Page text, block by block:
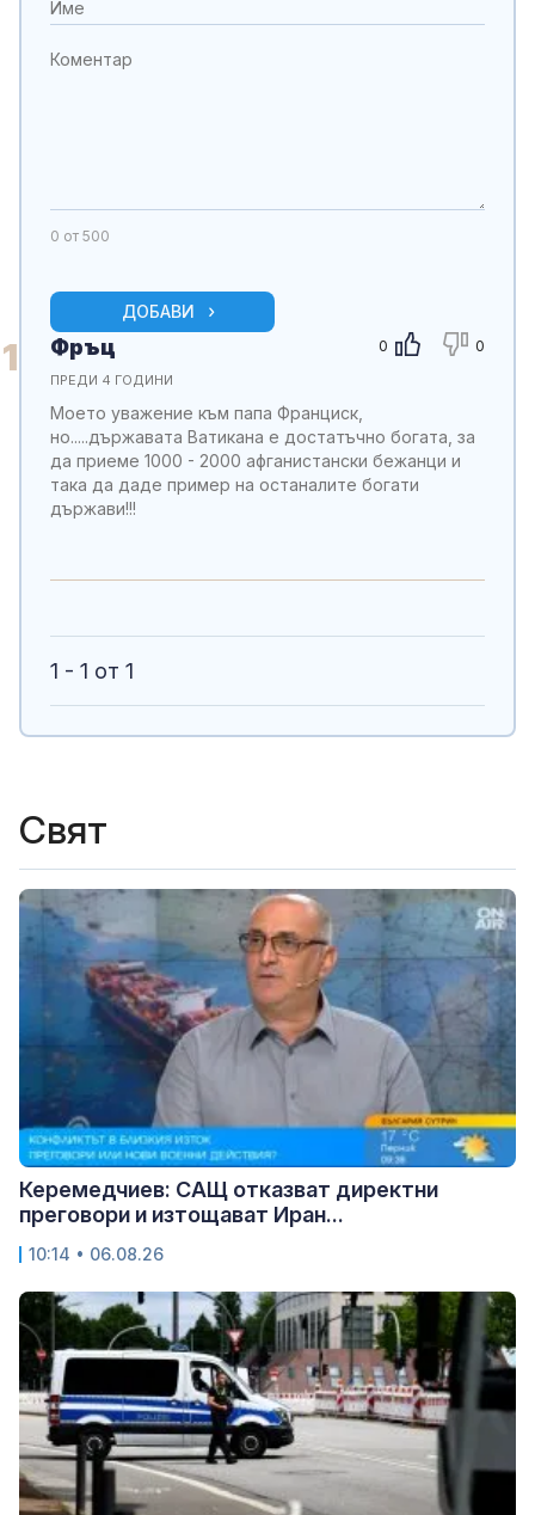
0 от 500
ДОБАВИ
1 0 0
Фръц
ПРЕДИ 4 ГОДИНИ
Моето уважение към папа Франциск,
но.....държавата Ватикана е достатъчно богата, за
да приеме 1000 - 2000 афганистански бежанци и
така да даде пример на останалите богати
държави!!!
1 - 1 от 1
Свят
Керемедчиев: САЩ отказват директни
преговори и изтощават Иран...
10:14 • 06.08.26